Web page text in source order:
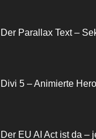
Der Parallax Text –
Divi 5 – Animierte
Der EU AI Act ist da –